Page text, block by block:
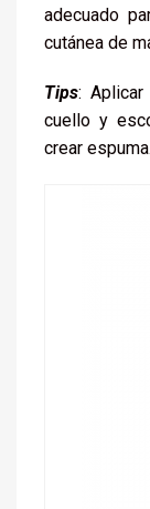
adecuado
cutánea de
Tips:
cuello y
crear